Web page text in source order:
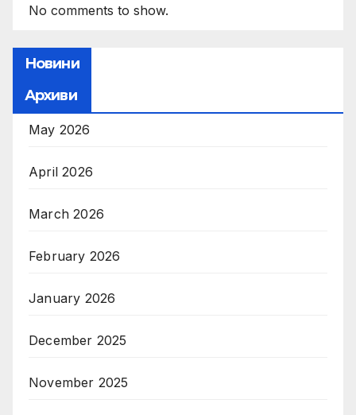
No comments to show.
Новини
Архиви
May 2026
April 2026
March 2026
February 2026
January 2026
December 2025
November 2025